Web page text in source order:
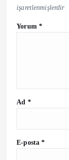
işaretlenmişlerdir
Yorum *
Ad *
E-posta*